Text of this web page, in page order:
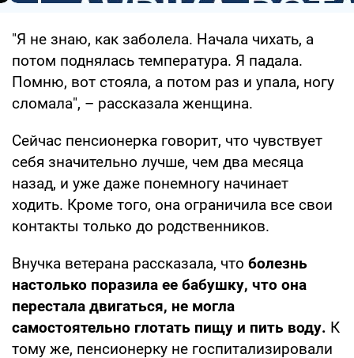
"Я не знаю, как заболела. Начала чихать, а
потом поднялась температура. Я падала.
Помню, вот стояла, а потом раз и упала, ногу
сломала", – рассказала женщина.
Сейчас пенсионерка говорит, что чувствует
себя значительно лучше, чем два месяца
назад, и уже даже понемногу начинает
ходить. Кроме того, она ограничила все свои
контакты только до родственников.
Внучка ветерана рассказала, что болезнь
настолько поразила ее бабушку, что она
перестала двигаться, не могла
самостоятельно глотать пищу и пить воду. К
тому же, пенсионерку не госпитализировали